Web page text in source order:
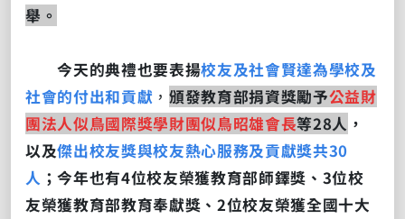
舉。
今天的典禮也要表揚校友及社會賢達為學校及
社會的付出和貢獻 ，頒發教育部捐資獎勵予公益財
團法人似鳥國際獎學財團似鳥昭雄會長等28人 ，
以及傑出校友獎與校友熱心服務及貢獻獎共30
人 ；今年也有4位校友榮獲教育部師鐸獎、3位校
友榮獲教育部教育奉獻獎、2位校友榮獲全國十大